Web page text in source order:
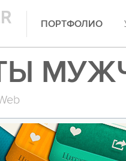
ПОРТФОЛИО